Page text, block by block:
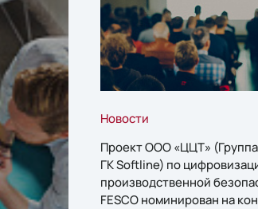
Новости
Проект ООО «ЦЦТ»
ГК Softline) по
производственной
FESCO номинирован на